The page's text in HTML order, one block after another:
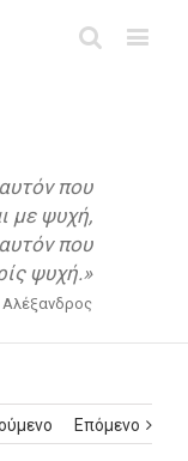
που
με ψυχή,
που
ψυχή.»
Επόμενο